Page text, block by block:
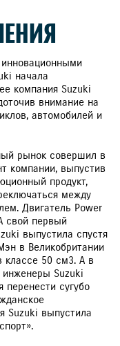
инновационными
начала
компания Suzuki
внимание на
автомобилей и
рынок совершил в
компании, выпустив
продукт,
между
Двигатель Power
свой первый
выпустила спустя
в Великобритании
классе 50 см3. А в
инженеры Suzuki
сугубо
Suzuki выпустила